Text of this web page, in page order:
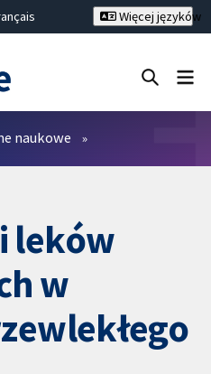
Więcej języków
naukowe
leków
w